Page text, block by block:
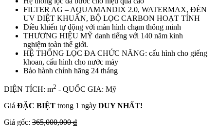
FILTER AG – AQUAMANDIX 2.0, WATERMAX, ĐÈN
UV DIỆT KHUẨN, BỘ LỌC CARBON HOẠT TÍNH
Điều khiển tự động với màn hình chạm thông minh
THƯƠNG HIỆU MỸ danh tiếng với 140 năm kinh
nghiệm toàn thế giới.
HỆ THỐNG LỌC ĐA CHỨC NĂNG: cấu hình cho giếng
khoan, cấu hình cho nước máy
Bảo hành chính hãng 24 tháng
DIỆN TÍCH: m2 - QUỐC GIA: Mỹ
Giá ĐẶC BIỆT trong 1 ngày DUY NHẤT!
Giá gốc: 365,000,000 ₫